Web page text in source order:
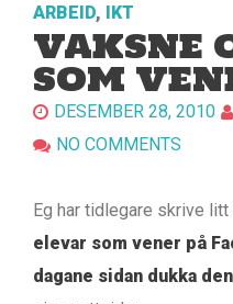
ARBEID, IKT
VAKSNE
SOM
DESEMBER 28, 2010
NO COMMENTS
Eg har tidlegare skrive
elevar som vener på
dagane sidan dukka